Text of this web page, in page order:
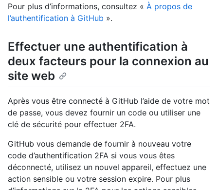
Pour plus d’informations, consultez « À propos de
l’authentification à GitHub ».
Effectuer une authentification à
deux facteurs pour la connexion au
site web
Après vous être connecté à GitHub l’aide de votre mot
de passe, vous devez fournir un code ou utiliser une
clé de sécurité pour effectuer 2FA.
GitHub vous demande de fournir à nouveau votre
code d’authentification 2FA si vous vous êtes
déconnecté, utilisez un nouvel appareil, effectuez une
action sensible ou votre session expire. Pour plus